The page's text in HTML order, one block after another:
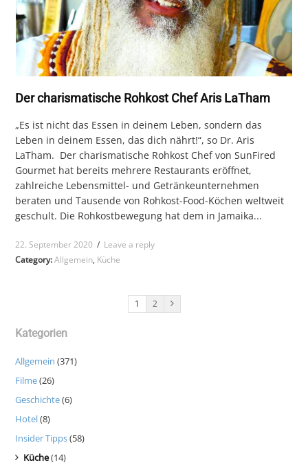
Der charismatische Rohkost Chef Aris LaTham
„Es ist nicht das Essen in deinem Leben, sondern das
Leben in deinem Essen, das dich nährt!“, so Dr. Aris
LaTham. Der charismatische Rohkost Chef von SunFired
Gourmet hat bereits mehrere Restaurants eröffnet,
zahlreiche Lebensmittel- und Getränkeunternehmen
beraten und Tausende von Rohkost-Food-Köchen weltweit
geschult. Die Rohkostbewegung hat dem in Jamaika...
22. September 2020
Category:Allgemein, Küche
/ Leave a reply
1 2
Kategorien
Allgemein (371)
Filme(26)
Geschichte(6)
Hotel(8)
Insider Tipps(58)
Küche(14)